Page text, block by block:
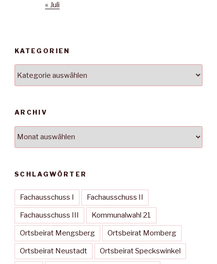
« Juli
KATEGORIEN
ARCHIV
SCHLAGWÖRTER
Fachausschuss I Fachausschuss II
Fachausschuss III Kommunalwahl 21
Ortsbeirat Mengsberg Ortsbeirat Momberg
Ortsbeirat Neustadt Ortsbeirat Speckswinkel